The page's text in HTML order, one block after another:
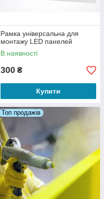
Рамка універсальна для
монтажу LED панелей
В наявності
300 ₴
Купити
Топ продажів